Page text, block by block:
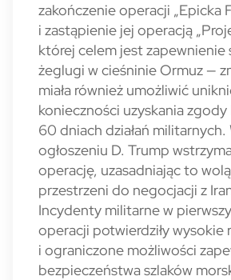
zakończenie operacji „Epicka
i zastąpienie jej operacją
której celem jest
żeglugi w cieśninie Ormuz —
miała również umożliwić
konieczności uzyskania
60 dniach działań
ogłoszeniu D. Trump
operację, uzasadniając to
przestrzeni do negocjacji z
Incydenty militarne w
operacji potwierdziły wysokie
i ograniczone możliwości
bezpieczeństwa szlaków